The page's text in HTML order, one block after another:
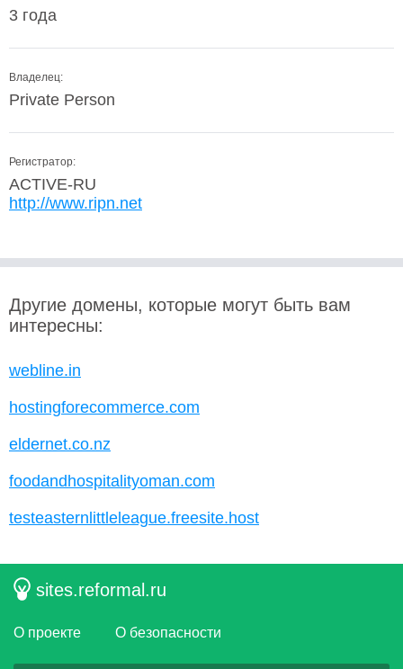
3 года
Владелец:
Private Person
Регистратор:
ACTIVE-RU
http://www.ripn.net
Другие домены, которые могут быть вам
интересны:
webline.in
hostingforecommerce.com
eldernet.co.nz
foodandhospitalityoman.com
testeasternlittleleague.freesite.host
sites.reformal.ru
О проекте О безопасности